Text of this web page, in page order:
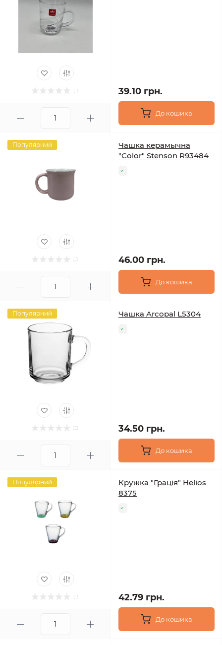
39.10 грн.
До кошика
Популярний
Чашка керамычна
"Color" Stenson R93484
46.00 грн.
До кошика
Популярний Чашка Arcopal L5304
34.50 грн.
До кошика
Популярний
Кружка "Грація" Helios
8375
42.79 грн.
До кошика